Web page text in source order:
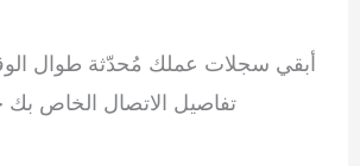
أبقي سجلات عملك مُحدّثة طوال
تفاصيل الاتصال الخاص